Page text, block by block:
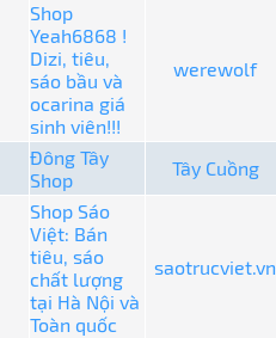
Shop
Yeah6868 !
Dizi, tiêu,
sáo bầu và
ocarina giá
sinh viên!!!
werewolf
Đông Tây
Shop
Tây Cuồng
Shop Sáo
Việt: Bán
tiêu, sáo
chất lượng
tại Hà Nội và
Toàn quốc
saotrucviet.vn